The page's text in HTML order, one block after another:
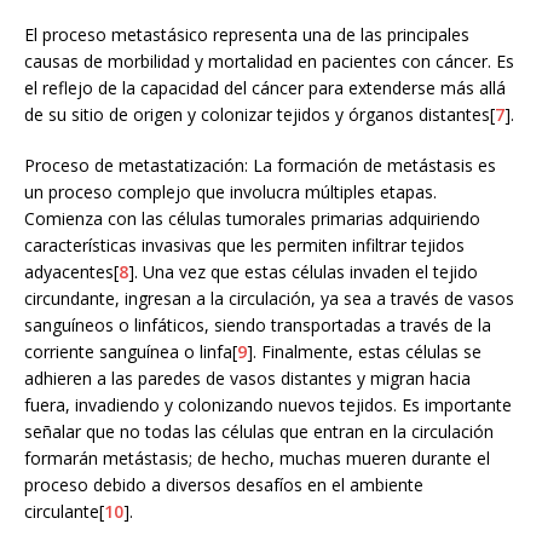
El proceso metastásico representa una de las principales
causas de morbilidad y mortalidad en pacientes con cáncer. Es
el reflejo de la capacidad del cáncer para extenderse más allá
de su sitio de origen y colonizar tejidos y órganos distantes[7].
Proceso de metastatización: La formación de metástasis es
un proceso complejo que involucra múltiples etapas.
Comienza con las células tumorales primarias adquiriendo
características invasivas que les permiten infiltrar tejidos
adyacentes[8]. Una vez que estas células invaden el tejido
circundante, ingresan a la circulación, ya sea a través de vasos
sanguíneos o linfáticos, siendo transportadas a través de la
corriente sanguínea o linfa[9]. Finalmente, estas células se
adhieren a las paredes de vasos distantes y migran hacia
fuera, invadiendo y colonizando nuevos tejidos. Es importante
señalar que no todas las células que entran en la circulación
formarán metástasis; de hecho, muchas mueren durante el
proceso debido a diversos desafíos en el ambiente
circulante[10].